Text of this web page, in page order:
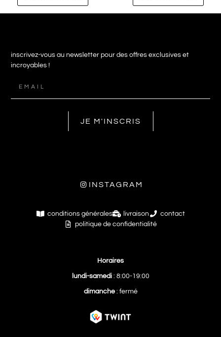
inscrivez-vous au newsletter pour des offres exclusives et
incroyables !
JE M'INSCRIS
INSTAGRAM
conditions générales livraison
contact
politique de confidentialité
Horaires
lundi-samedi: 8:00-19:00
dimanche: fermé